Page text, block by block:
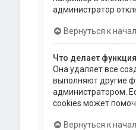
администратор
Вернуться к
Что делает
Она удаляет все
выполняют другие
администратором.
cookies может
Вернуться к